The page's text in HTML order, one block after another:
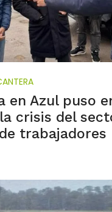
en Azul puso
crisis del
trabajadores